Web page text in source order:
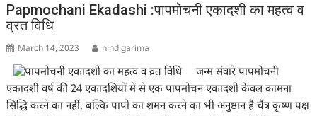
Papmochani Ekadashi :पापमोचनी एकादशी का महत्व व
व्रत विधि
March 14, 2023 hindigarima
जन्म संवारे पापमोचनी
एकादशी वर्ष की 24 एकादशियों में से एक पापमोचन एकादशी केवल कामना
सिद्धि करने का नहीं, बल्कि पापों का शमन करने का भी अनुष्ठान है चैत्र कृष्ण पक्ष